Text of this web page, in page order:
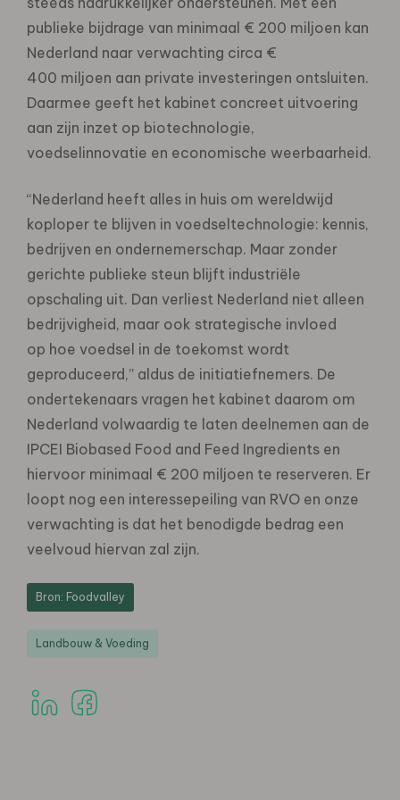
publieke bijdrage van minimaal € 200 miljoen kan
Nederland naar verwachting circa €
400 miljoen aan private investeringen ontsluiten.
Daarmee geeft het kabinet concreet uitvoering
aan zijn inzet op biotechnologie,
voedselinnovatie en economische weerbaarheid.
“Nederland heeft alles in huis om wereldwijd
koploper te blijven in voedseltechnologie: kennis,
bedrijven en ondernemerschap. Maar zonder
gerichte publieke steun blijft industriële
opschaling uit. Dan verliest Nederland niet alleen
bedrijvigheid, maar ook strategische invloed
op hoe voedsel in de toekomst wordt
geproduceerd,” aldus de initiatiefnemers. De
ondertekenaars vragen het kabinet daarom om
Nederland volwaardig te laten deelnemen aan de
IPCEI Biobased Food and Feed Ingredients en
hiervoor minimaal € 200 miljoen te reserveren. Er
loopt nog een interessepeiling van RVO en onze
verwachting is dat het benodigde bedrag een
veelvoud hiervan zal zijn.
Bron: Foodvalley
Landbouw & Voeding